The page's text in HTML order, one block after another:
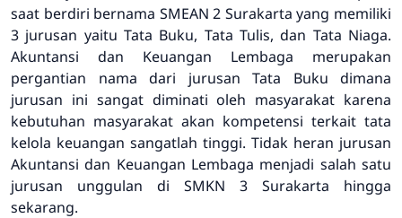
saat berdiri bernama SMEAN 2 Surakarta yang memiliki
3 jurusan yaitu Tata Buku, Tata Tulis, dan Tata Niaga.
Akuntansi dan Keuangan Lembaga merupakan
pergantian nama dari jurusan Tata Buku dimana
jurusan ini sangat diminati oleh masyarakat karena
kebutuhan masyarakat akan kompetensi terkait tata
kelola keuangan sangatlah tinggi. Tidak heran jurusan
Akuntansi dan Keuangan Lembaga menjadi salah satu
jurusan unggulan di SMKN 3 Surakarta hingga
sekarang.